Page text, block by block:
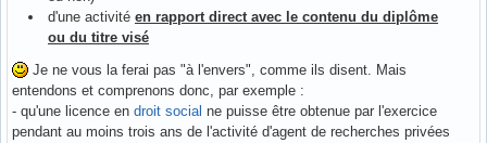
d'une activité en rapport direct avec le contenu du diplôme
ou du titre visé
Je ne vous la ferai pas "à l'envers", comme ils disent. Mais
entendons et comprenons donc, par exemple :
- qu'une licence en droit social ne puisse être obtenue par l'exercice
pendant au moins trois ans de l'activité d'agent de recherches privées